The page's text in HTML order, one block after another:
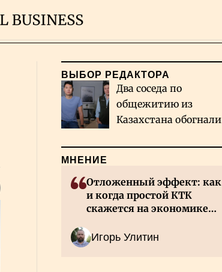
ВЫБОР РЕДАКТОРА
Два соседа по
общежитию из
Казахстана обогнали
МНЕНИЕ
Отложенный эффект: как
и когда простой КТК
скажется на экономике
Игорь Улитин